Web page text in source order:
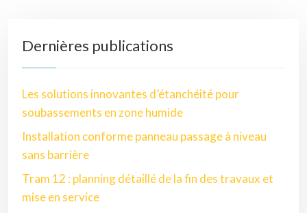
Dernières publications
Les solutions innovantes d’étanchéité pour
soubassements en zone humide
Installation conforme panneau passage à niveau
sans barrière
Tram 12 : planning détaillé de la fin des travaux et
mise en service